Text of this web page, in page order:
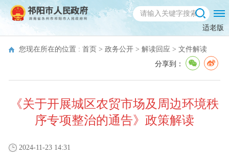
适老版
您现在所在的位置 : 首页 > 政务公开 > 解读回应 > 文件解读
分享到：
《关于开展城区农贸市场及周边环境秩
序专项整治的通告》政策解读
2024-11-23 14:31